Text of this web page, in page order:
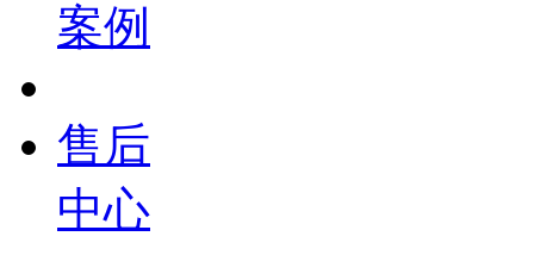
案例
售后
中心